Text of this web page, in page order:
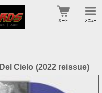
Cielo (2022 reissue)